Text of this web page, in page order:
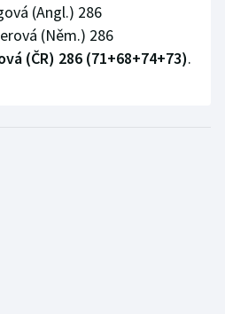
(Angl.) 286
(Něm.) 286
(ČR) 286 (71+68+74+73).